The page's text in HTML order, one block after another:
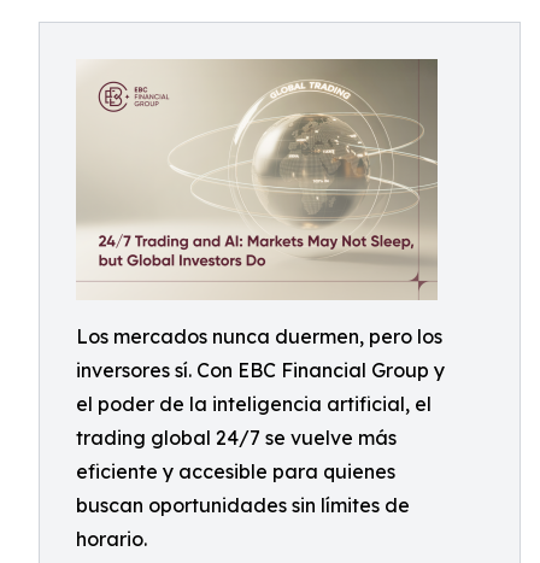
Los mercados nunca duermen, pero los
inversores sí. Con EBC Financial Group y
el poder de la inteligencia artificial, el
trading global 24/7 se vuelve más
eficiente y accesible para quienes
buscan oportunidades sin límites de
horario.